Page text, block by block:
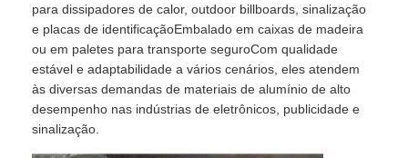
para dissipadores de calor, outdoor billboards, sinalização
e placas de identificaçãoEmbalado em caixas de madeira
ou em paletes para transporte seguroCom qualidade
estável e adaptabilidade a vários cenários, eles atendem
às diversas demandas de materiais de alumínio de alto
desempenho nas indústrias de eletrônicos, publicidade e
sinalização.